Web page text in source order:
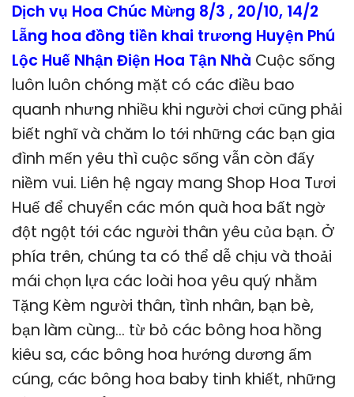
Dịch vụ Hoa Chúc Mừng 8/3 , 20/10, 14/2
Lẵng hoa đồng tiền khai trương Huyện Phú
Lộc Huế Nhận Điện Hoa Tận Nhà Cuộc sống
luôn luôn chóng mặt có các điều bao
quanh nhưng nhiều khi người chơi cũng phải
biết nghĩ và chăm lo tới những các bạn gia
đình mến yêu thì cuộc sống vẫn còn đấy
niềm vui. Liên hệ ngay mang Shop Hoa Tươi
Huế để chuyển các món quà hoa bất ngờ
đột ngột tới các người thân yêu của bạn. Ở
phía trên, chúng ta có thể dễ chịu và thoải
mái chọn lựa các loài hoa yêu quý nhằm
Tặng Kèm người thân, tình nhân, bạn bè,
bạn làm cùng… từ bỏ các bông hoa hồng
kiêu sa, các bông hoa hướng dương ấm
cúng, các bông hoa baby tinh khiết, những